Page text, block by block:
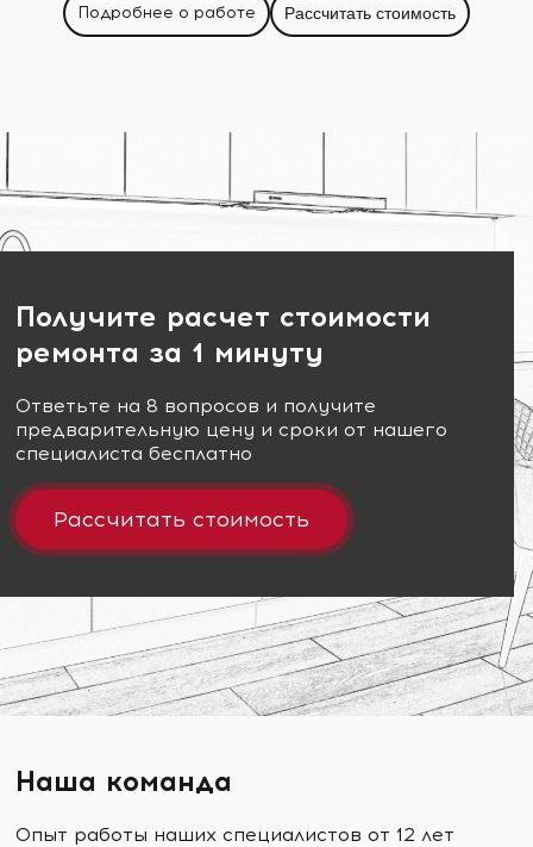
Подробнее о работе Рассчитать стоимость
Получите расчет стоимости
ремонта за 1 минуту
Ответьте на 8 вопросов и получите
предварительную цену и сроки от нашего
специалиста бесплатно
Рассчитать стоимость
Наша команда
Опыт работы наших специалистов от 12 лет